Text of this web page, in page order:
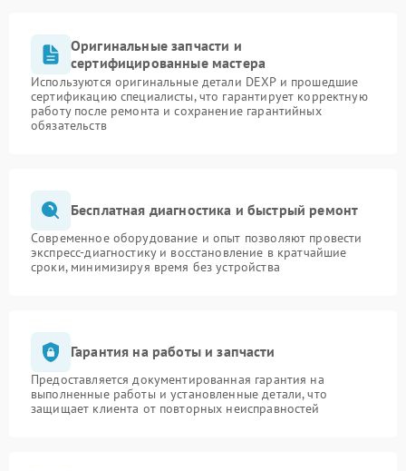
Оригинальные запчасти и
сертифицированные мастера
Используются оригинальные детали DEXP и прошедшие
сертификацию специалисты, что гарантирует корректную
работу после ремонта и сохранение гарантийных
обязательств
Бесплатная диагностика и быстрый ремонт
Современное оборудование и опыт позволяют провести
экспресс-диагностику и восстановление в кратчайшие
сроки, минимизируя время без устройства
Гарантия на работы и запчасти
Предоставляется документированная гарантия на
выполненные работы и установленные детали, что
защищает клиента от повторных неисправностей